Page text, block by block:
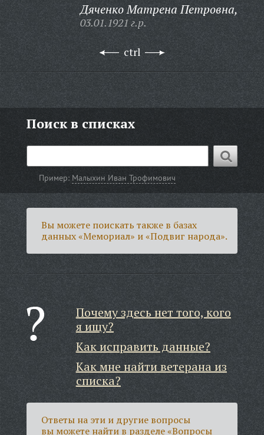
Дяченко Матрена Петровна,
03.01.1921 г.р.
ctrl
Поиск в списках
Пример: Малыхин Иван Трофимович
Вы можете поискать также в базах
данных «Мемориал» и «Подвиг народа».
Почему здесь нет того, кого
я ищу?
Как исправить данные?
Как мне найти ветерана из
списка?
Ответы на эти и другие вопросы
вы можете найти в разделе«Вопросы